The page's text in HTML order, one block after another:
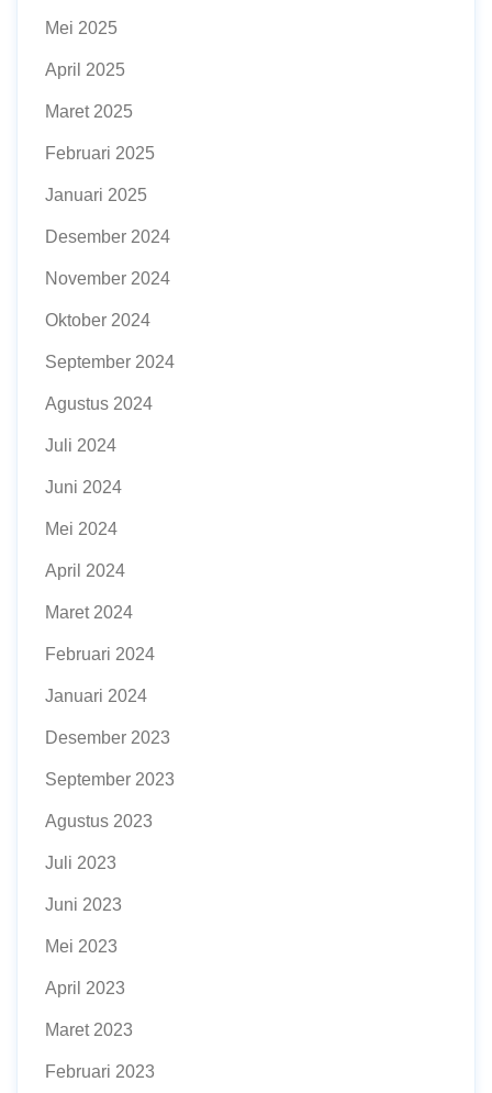
Mei 2025
April 2025
Maret 2025
Februari 2025
Januari 2025
Desember 2024
November 2024
Oktober 2024
September 2024
Agustus 2024
Juli 2024
Juni 2024
Mei 2024
April 2024
Maret 2024
Februari 2024
Januari 2024
Desember 2023
September 2023
Agustus 2023
Juli 2023
Juni 2023
Mei 2023
April 2023
Maret 2023
Februari 2023